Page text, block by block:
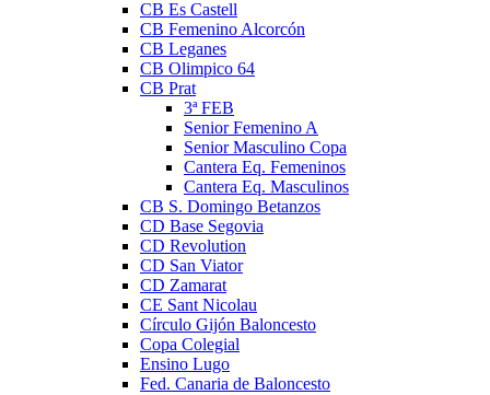
CB Es Castell
CB Femenino Alcorcón
CB Leganes
CB Olimpico 64
CB Prat
3ª FEB
Senior Femenino A
Senior Masculino Copa
Cantera Eq. Femeninos
Cantera Eq. Masculinos
CB S. Domingo Betanzos
CD Base Segovia
CD Revolution
CD San Viator
CD Zamarat
CE Sant Nicolau
Círculo Gijón Baloncesto
Copa Colegial
Ensino Lugo
Fed. Canaria de Baloncesto